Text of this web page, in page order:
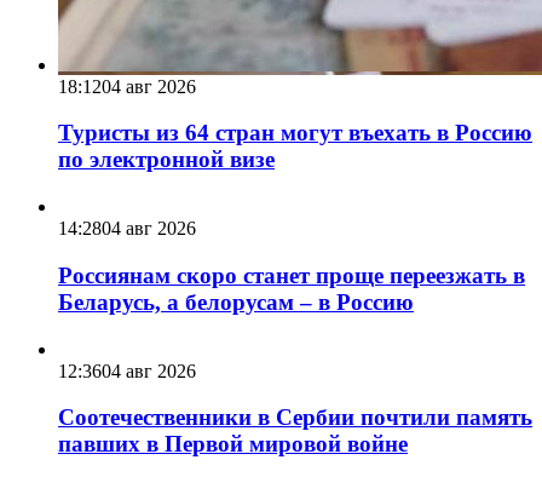
18:1204 авг 2026
Туристы из 64 стран могут въехать в Россию
по электронной визе
14:2804 авг 2026
Россиянам скоро станет проще переезжать в
Беларусь, а белорусам – в Россию
12:3604 авг 2026
Соотечественники в Сербии почтили память
павших в Первой мировой войне